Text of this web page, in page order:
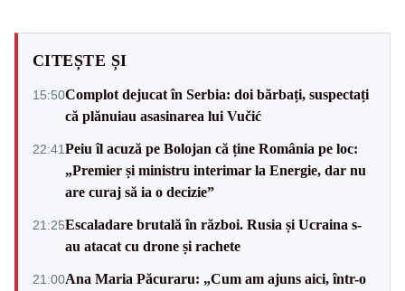
CITEȘTE ȘI
15:50Complot dejucat în Serbia: doi bărbați, suspectați
că plănuiau asasinarea lui Vučić
22:41Peiu îl acuză pe Bolojan că ține România pe loc:
„Premier și ministru interimar la Energie, dar nu
are curaj să ia o decizie”
21:25Escaladare brutală în război. Rusia și Ucraina s-
au atacat cu drone și rachete
21:00Ana Maria Păcuraru: „Cum am ajuns aici, într-o